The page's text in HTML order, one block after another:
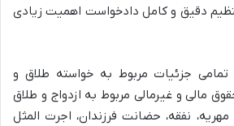
دقیق و کامل دادخواست اهمیت زیادی
جزئیات مربوط به خواسته طلاق و
مالی و غیرمالی مربوط به ازدواج و طلاق
نفقه، حضانت فرزندان، اجرت المثل